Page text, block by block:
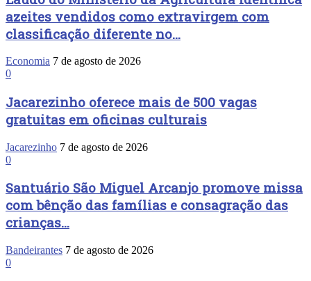
azeites vendidos como extravirgem com
classificação diferente no...
Economia 7 de agosto de 2026
0
Jacarezinho oferece mais de 500 vagas
gratuitas em oficinas culturais
Jacarezinho 7 de agosto de 2026
0
Santuário São Miguel Arcanjo promove missa
com bênção das famílias e consagração das
crianças...
Bandeirantes 7 de agosto de 2026
0